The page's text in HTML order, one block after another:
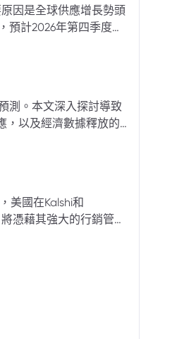
因是全球供應增長勢頭
計2026年第四季度布
產量提升，加上需求端
已存在的供過於求而
及140美元。相對地，
年則可能降至每桶60
測。本文深入探討導致
，以及經濟數據釋放的
前「逢低買入」策略
美國在Kalshi和
憑藉其強大的行銷管